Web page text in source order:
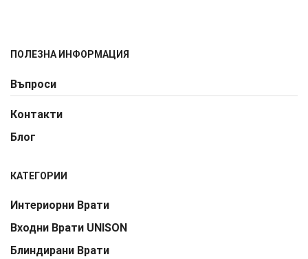
ПОЛЕЗНА ИНФОРМАЦИЯ
Въпроси
Контакти
Блог
КАТЕГОРИИ
Интериорни Врати
Входни Врати UNISON
Блиндирани Врати